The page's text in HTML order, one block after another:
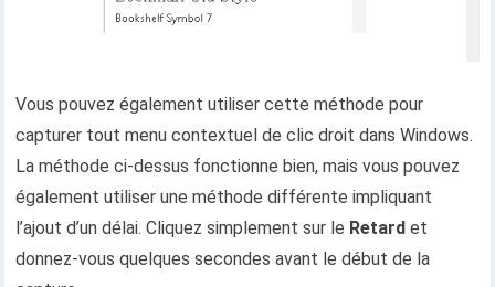
Vous pouvez également utiliser cette méthode pour
capturer tout menu contextuel de clic droit dans Windows.
La méthode ci-dessus fonctionne bien, mais vous pouvez
également utiliser une méthode différente impliquant
l’ajout d’un délai. Cliquez simplement sur le Retard et
donnez-vous quelques secondes avant le début de la